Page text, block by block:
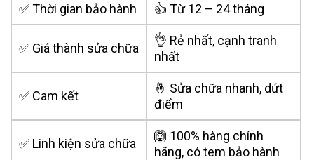
✅ Thời gian bảo hành 👍 Từ 12 – 24 tháng
✅ Giá thành sửa chữa
👌 Rẻ nhất, cạnh tranh
nhất
✅ Cam kết
🤞 Sửa chữa nhanh, dứt
điểm
✅ Linh kiện sửa chữa
🙆 100% hàng chính
hãng, có tem bảo hành